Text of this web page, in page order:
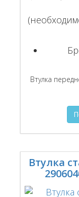
Втулка
Втулка